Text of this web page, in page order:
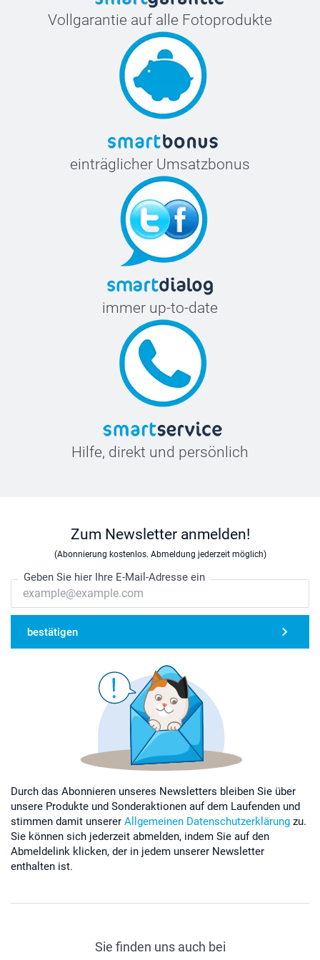
Vollgarantie auf alle Fotoprodukte
einträglicher Umsatzbonus
immer up-to-date
Hilfe, direkt und persönlich
Zum Newsletter anmelden!
(Abonnierung kostenlos. Abmeldung jederzeit möglich)
Geben Sie hier Ihre E-Mail-Adresse ein
bestätigen
Durch das Abonnieren unseres Newsletters bleiben Sie über
unsere Produkte und Sonderaktionen auf dem Laufenden und
stimmen damit unserer Allgemeinen Datenschutzerklärung zu.
Sie können sich jederzeit abmelden, indem Sie auf den
Abmeldelink klicken, der in jedem unserer Newsletter
enthalten ist.
Sie finden uns auch bei